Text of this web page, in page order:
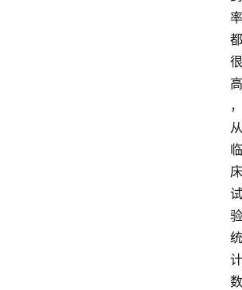
率
都
很
高
，
从
临
床
试
验
统
计
数